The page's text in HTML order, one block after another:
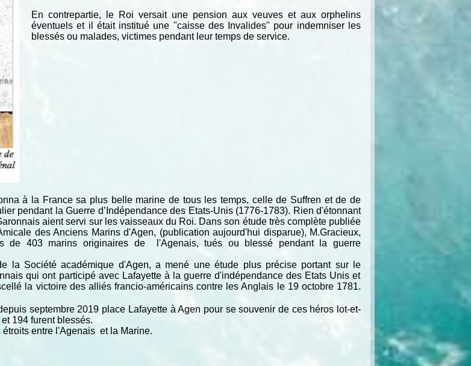
En contrepartie, le Roi versait une pension aux veuves et aux orphelins
éventuels et il était institué une "caisse des Invalides" pour indemniser les
blessés ou malades, victimes pendant leur temps de service.
à la France sa plus belle marine de tous les temps, celle de Suffren et de de
pendant la Guerre d’Indépendance des Etats-Unis (1776-1783). Rien d'étonnant
aient servi sur les vaisseaux du Roi. Dans son étude très complète publiée
des Anciens Marins d'Agen, (publication aujourd'hui disparue), M.Gracieux,
de 403 marins originaires de l'Agenais, tués ou blessé pendant la guerre
la Société académique d'Agen, a mené une étude plus précise portant sur le
qui ont participé avec Lafayette à la guerre d'indépendance des Etats Unis et
la victoire des alliés francio-américains contre les Anglais le 19 octobre 1781.
septembre 2019 place Lafayette à Agen pour se souvenir de ces héros lot-et-
194 furent blessés.
entre l'Agenais et la Marine.